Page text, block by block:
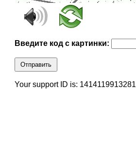
Введите код с картинки:
Отправить
Your support ID is: